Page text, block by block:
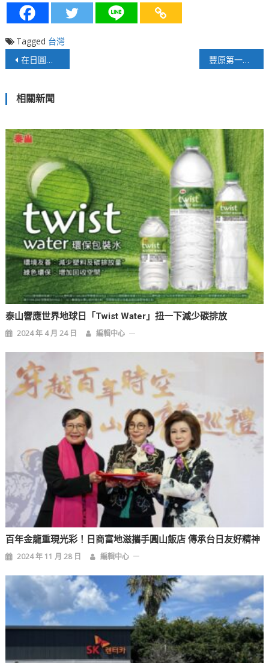
Tagged 台灣
文
導
覽
在日圓貶破160後，日銀以藉買入日圓、賣出美元干預匯市之探討！ 豐原第一市場食安升級！邱愛珊議員召開「產品責任險」說明會
相關新聞
泰山響應世界地球日「twist Water」扭一下減少碳排放
2024 年 4 月 24 日 編輯中心
百年金龍重現光彩！日商富地滋攜手圓山飯店 傳承台日友好精神
2024 年 11 月 28 日 編輯中心